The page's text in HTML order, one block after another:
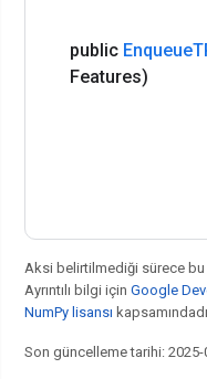
public Enqueue
Features)
Aksi belirtilmediği sürece bu
Ayrıntılı bilgi için Google
NumPy lisansı
Son güncelleme tarihi: 2025-